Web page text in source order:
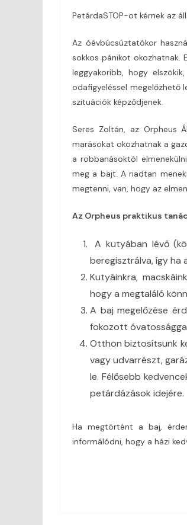
PetárdaSTOP-ot kérnek az
Az óévbúcsúztatókor
sokkos pánikot okozhatnak.
leggyakoribb, hogy
odafigyeléssel megelőzhető
szituációk képződjenek.
Seres Zoltán, az Orpheus
marásokat okozhatnak a
a robbanásoktól
meg a bajt. A riadtan
megtenni, van, hogy az
Az Orpheus praktikus
A kutyában lévő
beregisztrálva, így ha
Kutyáinkra,
hogy a megtaláló
A baj megelőzése
fokozott
Otthon biztosítsunk
vagy udvarrészt,
le. Félősebb
petárdázások idejére.
Ha megtörtént a baj,
informálódni, hogy a házi